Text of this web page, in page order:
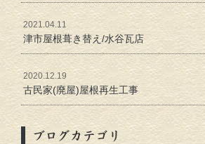
2021.04.11
津市屋根葺き替え/水谷瓦店
2020.12.19
古民家(廃屋)屋根再生工事
ブログカテゴリ